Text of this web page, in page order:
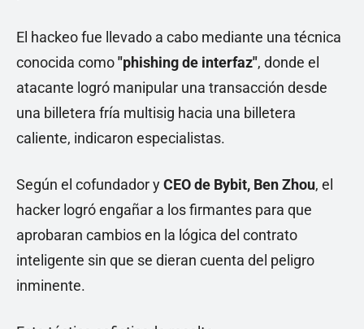
El hackeo fue llevado a cabo mediante una técnica
conocida como"phishing de interfaz", donde el
atacante logró manipular una transacción desde
una billetera fría multisig hacia una billetera
caliente, indicaron especialistas.
Según el cofundador yCEO de Bybit, Ben Zhou, el
hacker logró engañar a los firmantes para que
aprobaran cambios en la lógica del contrato
inteligente sin que se dieran cuenta del peligro
inminente.